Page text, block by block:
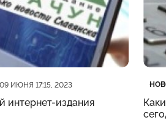
09 ИЮНЯ 17:15, 2023
интернет-издания